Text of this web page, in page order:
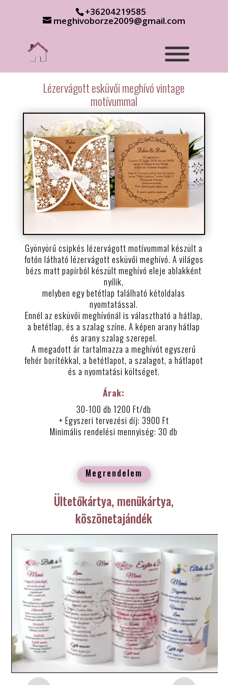
+36204219585
meghivoborze2009@gmail.com
Lézervágott esküvői meghívó vintage
motívummal
Gyönyörű csipkés lézervágott motívummal készült a
fotón látható lézervágott esküvői meghívó. A világos
bézs matt papírból készült meghívó eleje ablakként
nyílik,
melyben egy betétlap található kétoldalas
nyomtatással.
Ennél az esküvői meghívónál is választható a hátlap,
a betétlap, és a szalag színe. A képen arany hátlap
és arany szalag szerepel.
A megadott ár tartalmazza a meghívót egyszerű
fehér borítékkal, a betétlapot, a szalagot, a hátlapot
és a nyomtatási költséget.
Árak:
30-100 db 1200 Ft/db
+ Egyszeri tervezési díj: 3900 Ft
Minimális rendelési mennyiség: 30 db
Megrendelem
Ültetőkártya, menükártya,
köszönetajándék